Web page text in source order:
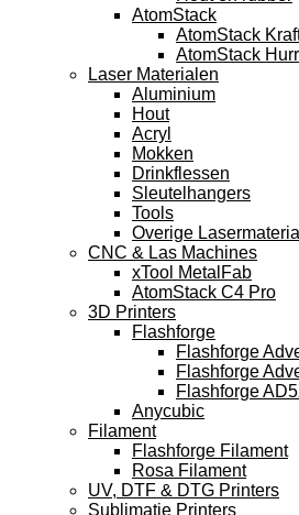
AtomStack
AtomStack
AtomStack
Laser Materialen
Aluminium
Hout
Acryl
Mokken
Drinkflessen
Sleutelhangers
Tools
Overige
CNC & Las Machines
xTool MetalFab
AtomStack C4 Pro
3D Printers
Flashforge
Flashforge
Flashforge
Flashforge
Anycubic
Filament
Flashforge Filament
Rosa Filament
UV, DTF & DTG Printers
Sublimatie Printers